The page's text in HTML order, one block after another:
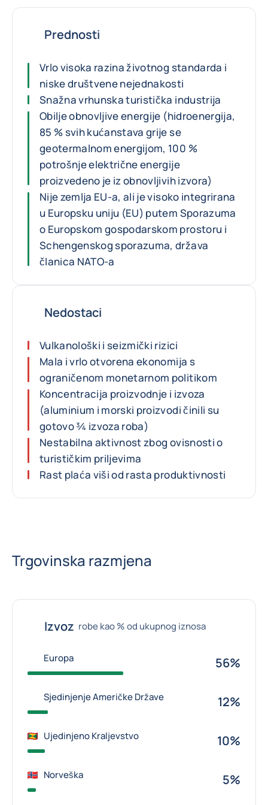
Prednosti
Vrlo visoka razina životnog standarda i
niske društvene nejednakosti
Snažna vrhunska turistička industrija
Obilje obnovljive energije (hidroenergija,
85 % svih kućanstava grije se
geotermalnom energijom, 100 %
potrošnje električne energije
proizvedeno je iz obnovljivih izvora)
Nije zemlja EU-a, ali je visoko integrirana
u Europsku uniju (EU) putem Sporazuma
o Europskom gospodarskom prostoru i
Schengenskog sporazuma, država
članica NATO-a
Nedostaci
Vulkanološki i seizmički rizici
Mala i vrlo otvorena ekonomija s
ograničenom monetarnom politikom
Koncentracija proizvodnje i izvoza
(aluminium i morski proizvodi činili su
gotovo ¾ izvoza roba)
Nestabilna aktivnost zbog ovisnosti o
turističkim priljevima
Rast plaća viši od rasta produktivnosti
Trgovinska razmjena
Izvoz robe kao % od ukupnog iznosa
Europa 56%
Sjedinjenje Američke Države 12%
Ujedinjeno Kraljevstvo 10%
Norveška 5%